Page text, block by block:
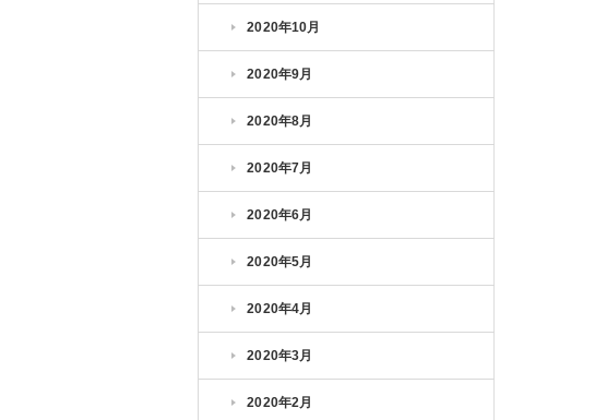
2020年10月
2020年9月
2020年8月
2020年7月
2020年6月
2020年5月
2020年4月
2020年3月
2020年2月